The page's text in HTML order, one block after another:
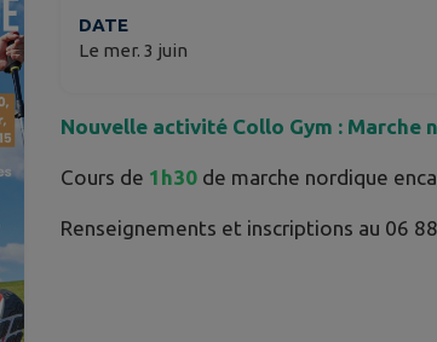
DATE
Le mer. 3 juin
Nouvelle activité Collo Gym : Marche
Cours de 1h30 de marche nordique
Renseignements et inscriptions au 06